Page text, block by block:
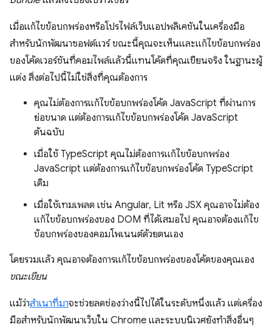
เมื่อแก้ไขข้อบกพร่องหรือโปรไฟล์เว็บแอปพลิเคชันในเครื่องมือ
สำหรับนักพัฒนาซอฟต์แวร์ ขณะนี้คุณจะเห็นและแก้ไขข้อบกพร่อง
ของโค้ดเวอร์ชันที่คอมไพล์แล้วนี้แทนโค้ดที่คุณเขียนจริง ในฐานะผู้
แต่ง สิ่งต่อไปนี้ไม่ใช่สิ่งที่คุณต้องการ
คุณไม่ต้องการแก้ไขข้อบกพร่องโค้ด JavaScript ที่ผ่านการ
ย่อขนาด แต่ต้องการแก้ไขข้อบกพร่องโค้ด JavaScript
ต้นฉบับ
เมื่อใช้ TypeScript คุณไม่ต้องการแก้ไขข้อบกพร่อง
JavaScript แต่ต้องการแก้ไขข้อบกพร่องโค้ด TypeScript
เดิม
เมื่อใช้เทมเพลต เช่น Angular, Lit หรือ JSX คุณอาจไม่ต้อง
แก้ไขข้อบกพร่องของ DOM ที่ได้เสมอไป คุณอาจต้องแก้ไข
ข้อบกพร่องของคอมโพเนนต์ด้วยตนเอง
โดยรวมแล้ว คุณอาจต้องการแก้ไขข้อบกพร่องของโค้ดของคุณเอง
ขณะเขียน
แม้ว่าสําเนาที่มาจะช่วยลดช่องว่างนี้ไปได้ในระดับหนึ่งแล้ว แต่เครื่อง
มือสําหรับนักพัฒนาเว็บใน Chrome และระบบนิเวศยังทําสิ่งอื่นๆ